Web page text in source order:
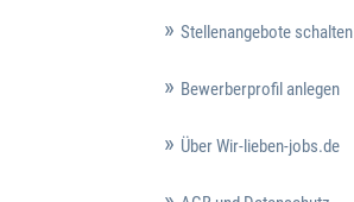
Stellenangebote schalten
Bewerberprofil anlegen
Über Wir-lieben-jobs.de